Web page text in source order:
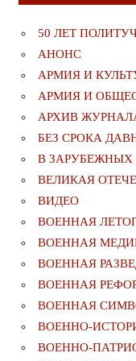
50 ЛЕТ
АНОНС
АРМИЯ И
АРМИЯ И
АРХИВ
БЕЗ СРОКА
В
ВЕЛИКАЯ
ВИДЕО
ВОЕННАЯ
ВОЕННАЯ
ВОЕННАЯ
ВОЕННАЯ
ВОЕННАЯ
ВОЕННО-
ВОЕННО-